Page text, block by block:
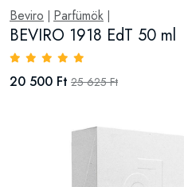
Beviro Parfümök
BEVIRO 1918 EdT 50 ml
20 500 Ft 25 625 Ft